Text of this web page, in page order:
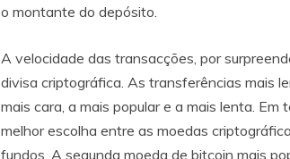
o montante do depósito.
A velocidade das transacções, por
divisa criptográfica. As transferências mais
mais cara, a mais popular e a mais lenta.
melhor escolha entre as moedas
fundos. A segunda moeda de bitcoin mais